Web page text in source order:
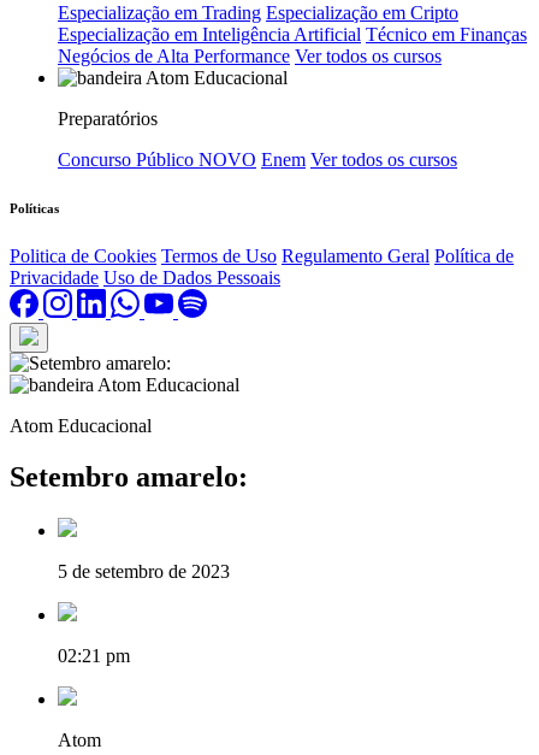
Especialização em Trading Especialização em Cripto
Especialização em Inteligência Artificial Técnico em Finanças
Negócios de Alta Performance Ver todos os cursos
Preparatórios
Concurso Público NOVO Enem Ver todos os cursos
Políticas
Politica de Cookies Termos de Uso Regulamento Geral Política de
Privacidade Uso de Dados Pessoais
Atom Educacional
Setembro amarelo:
5 de setembro de 2023
02:21 pm
Atom